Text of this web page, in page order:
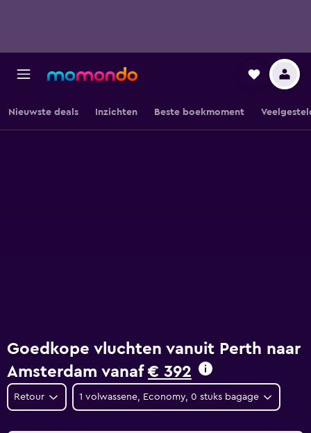
Nieuwste deals Inzichten Beste boekmoment
Goedkope vluchten vanuit Perth naar
Amsterdam vanaf € 392
Retour 1 volwassene, Economy, 0 stuks bagage